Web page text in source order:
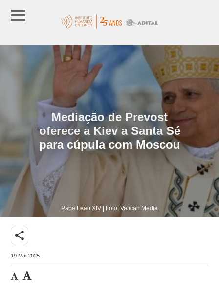
Mediação de Prevost
oferece a Kiev a Santa Sé
para cúpula com Moscou
Papa Leão XIV | Foto: Vatican Media
share
19 Mai 2025